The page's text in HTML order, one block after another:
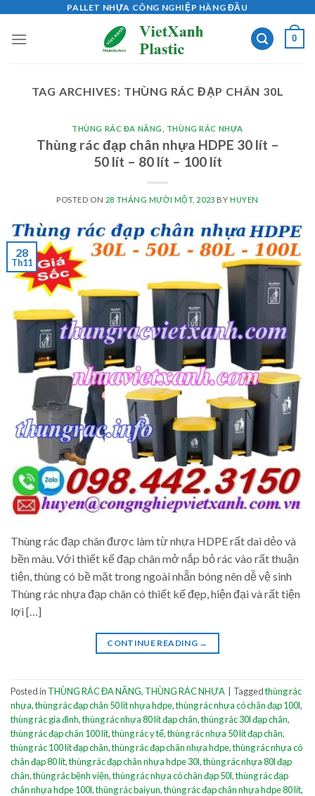
content
PALLET NHỰA CÔNG NGHIỆP HÀNG ĐẦU
0
TAG ARCHIVES: THÙNG RÁC ĐẠP CHÂN 30L
THÙNG RÁC ĐA NĂNG THÙNG RÁC NHỰA
Thùng rác đạp chân nhựa HDPE 30 lít –
50 lít – 80 lít – 100 lít
POSTED ON 28 THÁNG MƯỜI MỘT, 2023 BY HUYEN
28
Th11
Thùng rác đạp chân được làm từ nhựa HDPE rất dai dẻo và
bền màu. Với thiết kế đạp chân mở nắp bỏ rác vào rất thuận
tiện, thùng có bề mặt trong ngoài nhẵn bóng nên dễ vệ sinh
Thùng rác nhựa đạp chân có thiết kế đẹp, hiện đại và rất tiện
lợi […]
CONTINUE READING →
Posted in THÙNG RÁC ĐA NĂNG, THÙNG RÁC NHỰA Taggedthùng rác
nhựa,thùng rác đạp chân 50 lít nhựa hdpe,thùng rác nhựa có chân đạp 100l,
thùng rác gia đình,thùng rác nhựa 80 lít đạp chân,thùng rác 30l đạp chân,
thùng rác đạp chân 100 lít,thùng rác y tế,thùng rác nhựa 50 lít đạp chân,
thùng rác 100 lít đạp chân,thùng rác đạp chân nhựa hdpe,thùng rác nhựa có
chân đạp 80 lít,thùng rác đạp chân nhựa hdpe 30l,thùng rác nhựa 80l đạp
chân,thùng rác bệnh viện,thùng rác nhựa có chân đạp 50l,thùng rác đạp
chân nhựa hdpe 100l,thùng rác baiyun,thùng rác đạp chân nhựa hdpe 80 lít,